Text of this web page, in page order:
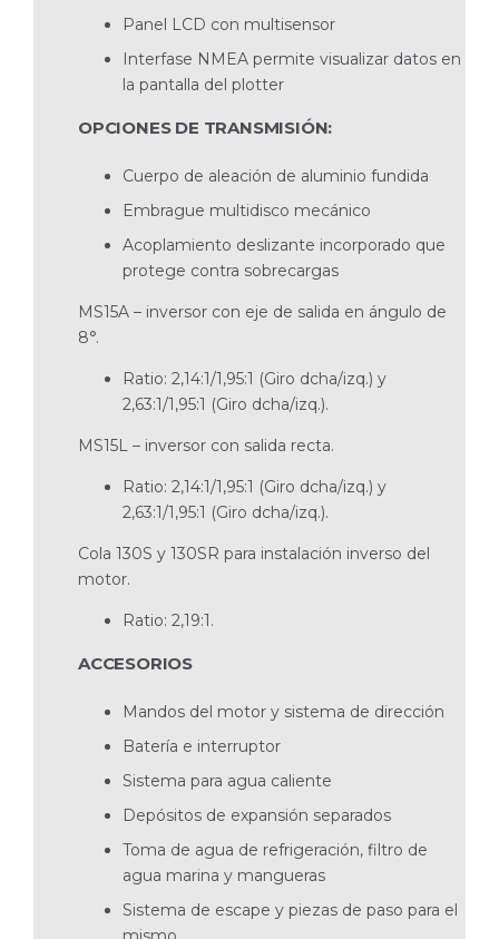
Panel LCD con multisensor
Interfase NMEA permite visualizar datos en
la pan­talla del plotter
OPCIONES DE TRANSMISIÓN:
Cuerpo de aleación de aluminio fundida
Embrague multidisco mecánico
Acoplamiento deslizante incorporado que
protege contra sobrecargas
MS15A – inversor con eje de salida en ángulo de
8°.
Ratio: 2,14:1/1,95:1 (Giro dcha/izq.) y
2,63:1/1,95:1 (Giro dcha/izq.).
MS15L – inversor con salida recta.
Ratio: 2,14:1/1,95:1 (Giro dcha/izq.) y
2,63:1/1,95:1 (Giro dcha/izq.).
Cola 130S y 130SR para instalación inverso del
motor.
Ratio: 2,19:1.
ACCESORIOS
Mandos del motor y sistema de dirección
Batería e interruptor
Sistema para agua caliente
Depósitos de expansión separados
Toma de agua de refrigeración, filtro de
agua marina y mangueras
Sistema de escape y piezas de paso para el